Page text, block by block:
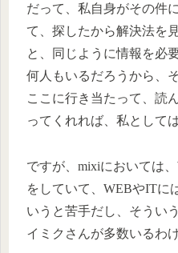
だって、私自身がその件
て、探したから解決法を
と、同じように情報を必
何人もいるだろうから、
ここに行き当たって、読
ってくれれば、私として
ですが、mixiにおいては
をしていて、WEBやITに
いうと苦手だし、そうい
イミクさんが多数いるわけ